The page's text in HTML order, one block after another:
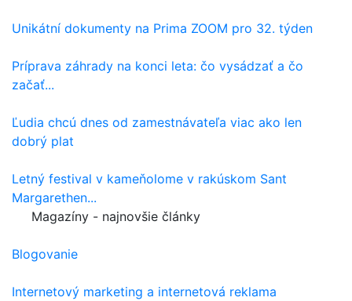
Unikátní dokumenty na Prima ZOOM pro 32. týden
Príprava záhrady na konci leta: čo vysádzať a čo
začať...
Ľudia chcú dnes od zamestnávateľa viac ako len
dobrý plat
Letný festival v kameňolome v rakúskom Sant
Margarethen...
Magazíny - najnovšie články
Blogovanie
Internetový marketing a internetová reklama